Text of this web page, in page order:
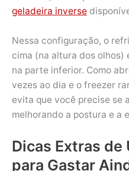
geladeira inverse
Nessa configuração, o
cima (na altura dos
na parte inferior. Como
vezes ao dia e o freezer
evita que você precise se
melhorando a postura e a
Dicas Extras de
para Gastar